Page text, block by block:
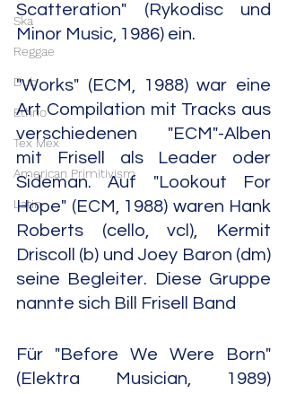
Ska
Reggae
Dub
Ethno
Tex Mex
American Primitivism
Latin
Scatteration" (Rykodisc und
Minor Music, 1986) ein.
"Works" (ECM, 1988) war eine
Art Compilation mit Tracks aus
verschiedenen "ECM"-Alben
mit Frisell als Leader oder
Sideman. Auf "Lookout For
Hope" (ECM, 1988) waren Hank
Roberts (cello, vcl), Kermit
Driscoll (b) und Joey Baron (dm)
seine Begleiter. Diese Gruppe
nannte sich Bill Frisell Band
Für "Before We Were Born"
(Elektra Musician, 1989)